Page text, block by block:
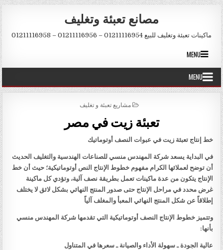
Skip to content
مصانع تعبئة وتغليف
ماكينات تعبئة وتغليف للبيع 01211116954 – 01211116956 – 01211116958
MENU
MENU
POSTED IN
مشاريع تعبئة و تغليف
تعبئة زيت في مصر
خط إنتاج تعبئة زيت في عبوات النصف أوتوماتيك
في البداية يسعد شركة المهندس منسي للصناعات الهندسية والتغليف الحديث
أن توضح لعملائها الكرام مفهوم خطوط الإنتاج النص أوتوماتيكية؛ حيث أن خط
الإنتاج يتكون من عدة ماكينات تعمل بطريقة نصف آلية، وتؤدي كل ماكينة
غرض محدد في مراحل الإنتاج حتى صدور المنتج النهائي بشكل لائق لا يختلف
إطلاقاً عن شكل المنتج النهائي المعبأ والمغلف آلياً
وتتميز خطوط الإنتاج النصف أوتوماتيكية التي تقدمها شركة المهندس منسي
بأنها:
عالية الجودة ـ سهولة الأداء والصيانة ـ سعرها في المتناول